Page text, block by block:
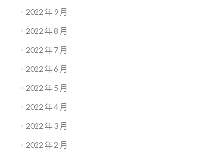
2022 年 9 月
2022 年 8 月
2022 年 7 月
2022 年 6 月
2022 年 5 月
2022 年 4 月
2022 年 3 月
2022 年 2 月